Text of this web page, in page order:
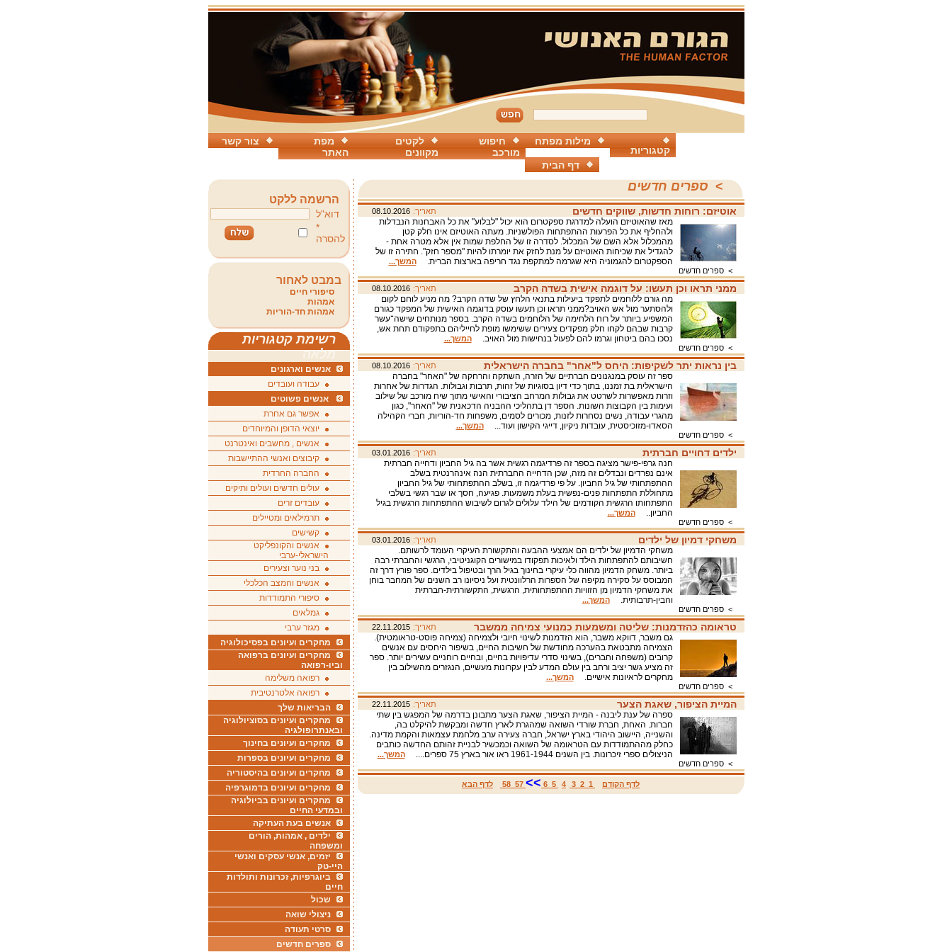
צור קשר
מפת
האתר
לקטים
מקוונים
חיפוש
מורכב
מילות מפתח
קטגוריות
דף הבית
> ספרים חדשים
אוטיזם: רוחות חדשות, שווקים חדשים תאריך: 08.10.2016
מאז שהאוטיזם הועלה למדרגת ספקטרום הוא יכול "לבלוע" את כל האבחנות הנבדלות
ולהחליף את כל הפרעות ההתפתחות הפולשניות. מעתה האוטיזם אינו חלק קטן
מהמכלול אלא השם של המכלול. לסדרה זו של החלפת שמות אין אלא מטרה אחת -
להגדיל את שכיחות האוטיזם על מנת לחזק את יומרתו להיות "מספר חזק". חתירה זו של
הספקטרום להגמוניה היא שגרמה למתקפת נגד חריפה בארצות הברית.המשך...
>ספרים חדשים
ממני תראו וכן תעשו: על דוגמה אישית בשדה הקרב תאריך: 08.10.2016
מה גורם ללוחמים לתפקד ביעילות בתנאי הלחץ של שדה הקרב? מה מניע לוחם לקום
ולהסתער מול אש האויב?ממני תראו וכן תעשו עוסק בדוגמה האישית של המפקד כגורם
המשפיע ביותר על רוח הלחימה של הלוחמים בשדה הקרב. בספר מנותחים שישה־עשר
קרבות שבהם לקחו חלק מפקדים צעירים ששימשו מופת לחייליהם בתפקודם תחת אש,
נסכו בהם ביטחון וגרמו להם לפעול בנחישות מול האויב.המשך...
>ספרים חדשים
בין נראות יתר לשקיפות: היחס ל"אחר" בחברה הישראלית תאריך: 08.10.2016
ספר זה עוסק במנגנונים חברתיים של הזרה, השתקה והרחקה של "האחר" בחברה
הישראלית בת זמננו, בתוך כדי דיון בסוגיות של זהות, תרבות וגבולות. הגדרות של אחרות
וזרות מאפשרות לשרטט את גבולות המרחב הציבורי והאישי מתוך שיח מורכב של שילוב
ועימות בין הקבוצות השונות. הספר דן בתהליכי ההבניה הדכאנית של "האחר", כגון
מהגרי עבודה, נשים נסחרות לזנות, מכורים לסמים, משפחות חד-הוריות, חברי הקהילה
הסאדו-מזוכיסטית, עובדות ניקיון, דייגי הקישון ועוד...המשך...
>ספרים חדשים
ילדים דחויים חברתית תאריך: 03.01.2016
חנה גרפי-פישר מציגה בספר זה פרדיגמה רגשית אשר בה גיל החביון ודחייה חברתית
אינם נפרדים ונבדלים זה מזה, שכן הדחייה החברתית הנה אינהרנטית בשלב
ההתפתחותי של גיל החביון. על פי פרדיגמה זו, בשלב ההתפתחותי של גיל החביון
מתחוללת התפתחות פנים-נפשית בעלת משמעות. פגיעה, חסך או שבר רגשי בשלבי
התפתחותו הרגשית הקודמים של הילד עלולים לגרום לשיבוש ההתפתחות הרגשית בגיל
החביון..המשך...
>ספרים חדשים
משחקי דמיון של ילדים תאריך: 03.01.2016
משחקי הדמיון של ילדים הם אמצעי ההבעה והתקשורת העיקרי העומד לרשותם.
חשיבותם להתפתחות הילד ולאיכות תפקודו במישורים הקוגניטיבי, הרגשי והחברתי רבה
ביותר. משחק הדמיון מהווה כלי עיקרי בחינוך בגיל הרך ובטיפול בילדים. ספר פורץ דרך זה
המבוסס על סקירה מקיפה של הספרות הרלוונטית ועל ניסיונו רב השנים של המחבר בוחן
את משחקי הדמיון מן הזוויות ההתפתחותית, הרגשית, התקשורתית-חברתית
והבין-תרבותית.המשך...
>ספרים חדשים
טראומה כהזדמנות: שליטה ומשמעות כמנועי צמיחה ממשבר תאריך: 22.11.2015
גם משבר, דווקא משבר, הוא הזדמנות לשינוי חיובי ולצמיחה (צמיחה פוסט-טראומטית).
הצמיחה מתבטאת בהערכה מחודשת של חשיבות החיים, בשיפור היחסים עם אנשים
קרובים (משפחה וחברים), בשינוי סדרי עדיפויות בחיים, ובחיים רוחניים עשירים יותר. ספר
זה מציע גשר יציב ורחב בין עולם המדע לבין עקרונות מעשיים, הנגזרים מהשילוב בין
מחקרים לראיונות אישיים.המשך...
>ספרים חדשים
המיית הציפור, שאגת הצער תאריך: 22.11.2015
ספרה של ענת ליבנה - המיית הציפור, שאגת הצער מתבונן בדרמה של המפגש בין שתי
חברות. האחת, חברת שורדי השואה שמהגרת לארץ חדשה ומבקשת להיקלט בה,
והשנייה, היישוב היהודי בארץ ישראל, חברה צעירה ערב מלחמת עצמאות והקמת מדינה.
כחלק מההתמודדות עם הטראומה של השואה וכמכשיר לבניית זהותם החדשה כותבים
הניצולים ספרי זיכרונות. בין השנים 1961-1944 ראו אור בארץ 75 ספרים....
המשך...
>ספרים חדשים
לדף הקודם 1
2
3
4
5
6
>>
57
58 לדף הבא
הרשמה ללקט
דוא"ל
*
להסרה
במבט לאחור
סיפורי חיים
אמהות
אמהות חד-הוריות
רשימת קטגוריות
מלאה
אנשים וארגונים
עבודה ועובדים
אנשים פשוטים
אפשר גם אחרת
יוצאי הדופן והמיוחדים
אנשים , מחשבים ואינטרנט
קיבוצים ואנשי ההתיישבות
החברה החרדית
עולים חדשים ועולים ותיקים
עובדים זרים
תרמילאים ומטיילים
קשישים
אנשים והקונפליקט
הישראלי-ערבי
בני נוער וצעירים
אנשים והמצב הכלכלי
סיפורי התמודדות
גמלאים
מגזר ערבי
מחקרים ועיונים בפסיכולוגיה
מחקרים ועיונים ברפואה
וביו-רפואה
רפואה משלימה
רפואה אלטרנטיבית
הבריאות שלך
מחקרים ועיונים בסוציולוגיה
ובאנתרופולגיה
מחקרים ועיונים בחינוך
מחקרים ועיונים בספרות
מחקרים ועיונים בהיסטוריה
מחקרים ועיונים בדמוגרפיה
מחקרים ועיונים בביולוגיה
ובמדעי החיים
אנשים בעת העתיקה
ילדים , אמהות, הורים
ומשפחה
יזמים, אנשי עסקים ואנשי
היי-טק
ביוגרפיות, זכרונות ותולדות
חיים
שכול
ניצולי שואה
סרטי תעודה
ספרים חדשים